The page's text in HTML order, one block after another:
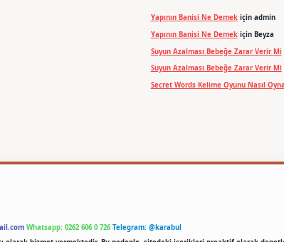
Yapının Banisi Ne Demekiçin admin
Yapının Banisi Ne Demekiçin Beyza
Suyun Azalması Bebeğe Zarar Verir Mi
Suyun Azalması Bebeğe Zarar Verir Mi
Secret Words Kelime Oyunu Nasıl
Whatsapp: 0262 606 0 726 Telegram: @karabul